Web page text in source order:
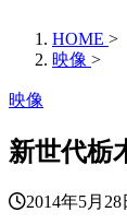
HOME >
映像 >
映像
新世代栃
2014年5月28